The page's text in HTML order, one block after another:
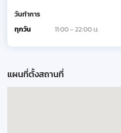
วันทำการ
ทุกวัน
11:00 - 22:00 น.
แผนที่ตั้งสถานที่